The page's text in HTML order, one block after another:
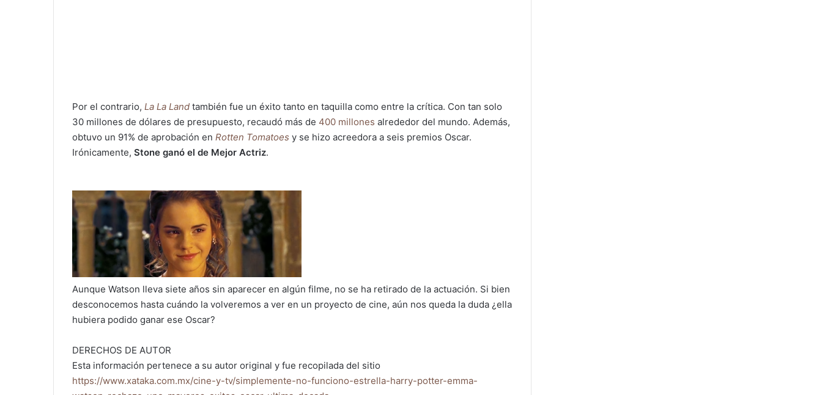
Por el contrario, La La Land también fue un éxito tanto en taquilla como entre la crítica. Con tan solo
30 millones de dólares de presupuesto, recaudó más de 400 millones alrededor del mundo. Además,
obtuvo un 91% de aprobación en Rotten Tomatoes y se hizo acreedora a seis premios Oscar.
Irónicamente, Stone ganó el de Mejor Actriz.
Aunque Watson lleva siete años sin aparecer en algún filme, no se ha retirado de la actuación. Si bien
desconocemos hasta cuándo la volveremos a ver en un proyecto de cine, aún nos queda la duda ¿ella
hubiera podido ganar ese Oscar?
DERECHOS DE AUTOR
Esta información pertenece a su autor original y fue recopilada del sitio
https://www.xataka.com.mx/cine-y-tv/simplemente-no-funciono-estrella-harry-potter-emma-